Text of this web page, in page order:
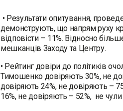
• Результати опитування,
демонструють, що напрям руху
відповісти – 11%. Відносно
мешканців Заходу та Центру.
• Рейтинг довіри до політиків
Тимошенко довіряють 30%, не
довіряють 24%, не довіряють –
16%, не довіряють – 52%, не